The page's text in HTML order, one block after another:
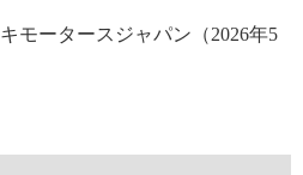
モータースジャパン（2026年5